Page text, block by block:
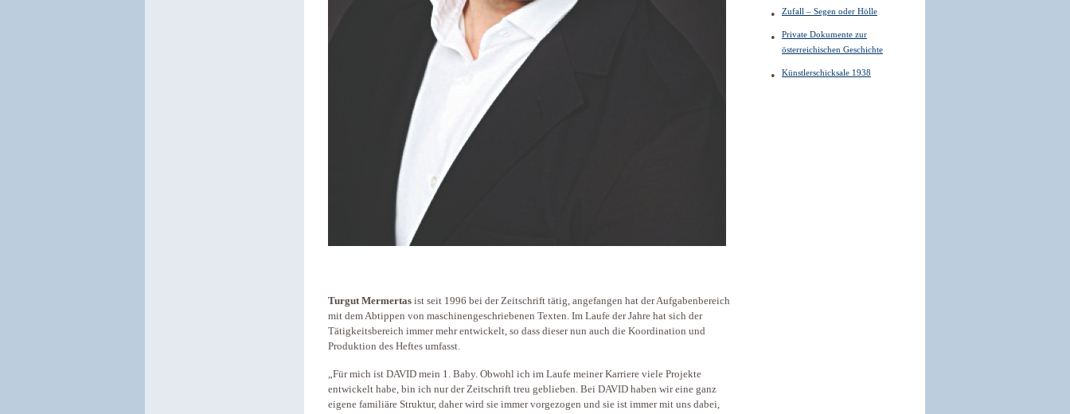
Turgut Mermertas ist seit 1996 bei der Zeitschrift tätig, angefangen hat der Aufgabenbereich
mit dem Abtippen von maschinengeschriebenen Texten. Im Laufe der Jahre hat sich der
Tätigkeitsbereich immer mehr entwickelt, so dass dieser nun auch die Koordination und
Produktion des Heftes umfasst.
„Für mich ist DAVID mein 1. Baby. Obwohl ich im Laufe meiner Karriere viele Projekte
entwickelt habe, bin ich nur der Zeitschrift treu geblieben. Bei DAVID haben wir eine ganz
eigene familiäre Struktur, daher wird sie immer vorgezogen und sie ist immer mit uns dabei,
Zufall – Segen oder Hölle
Private Dokumente zur
österreichischen Geschichte
Künstlerschicksale 1938